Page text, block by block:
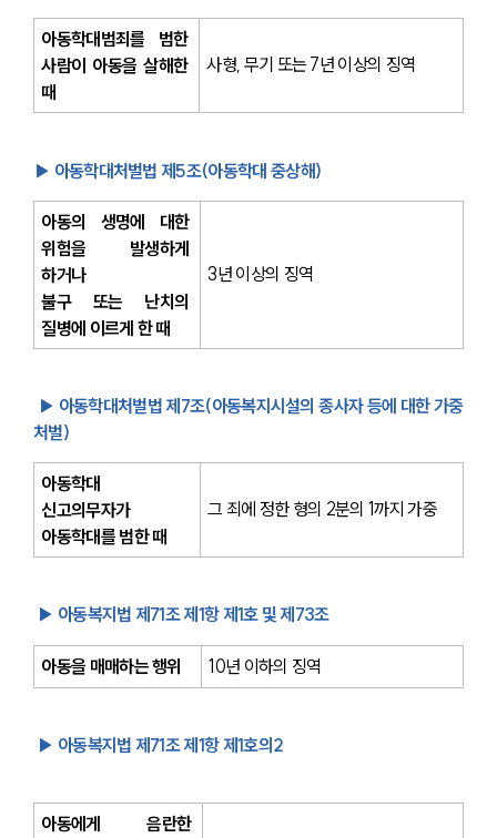
아동학대범죄를 범한
사람이 아동을 살해한
때
사형, 무기 또는 7년 이상의 징역
▶ 아동학대처벌법 제5조(아동학대 중상해)
아동의 생명에 대한
위험을 발생하게
하거나
불구 또는 난치의
질병에 이르게 한 때
3년 이상의 징역
처벌)
아동학대
신고의무자가
아동학대를 범한 때
그 죄에 정한 형의 2분의 1까지 가중
▶ 아동복지법 제71조 제1항 제1호 및 제73조
아동을 매매하는 행위 10년 이하의 징역
▶ 아동복지법 제71조 제1항 제1호의2
아동에게 음란한